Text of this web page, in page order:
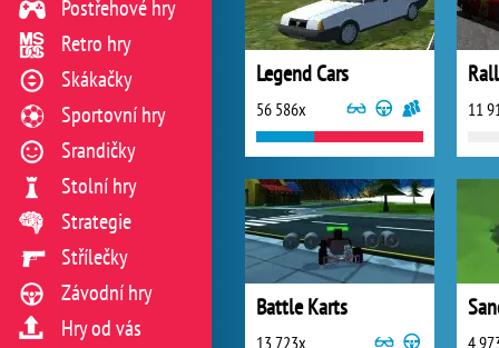
Legend Cars
56 586x 11
Battle Karts
13 723x 4
Postřehové hry
Retro hry
Skákačky
Sportovní hry
Srandičky
Stolní hry
Strategie
Střílečky
Závodní hry
Hry od vás